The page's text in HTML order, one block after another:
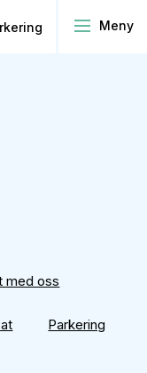
med oss
Parkering